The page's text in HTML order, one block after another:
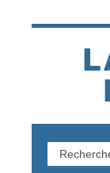
Rechercher
un